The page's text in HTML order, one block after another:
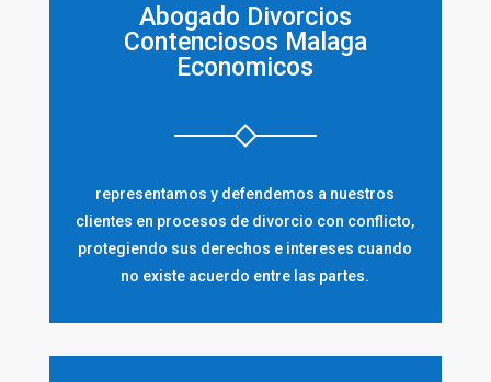
Abogado Divorcios
Contenciosos Malaga
Economicos
representamos y defendemos a nuestros
clientes en procesos de divorcio con conflicto,
protegiendo sus derechos e intereses cuando
no existe acuerdo entre las partes.